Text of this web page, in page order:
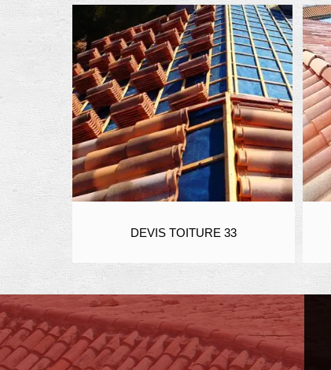
DEVIS TOITURE 33